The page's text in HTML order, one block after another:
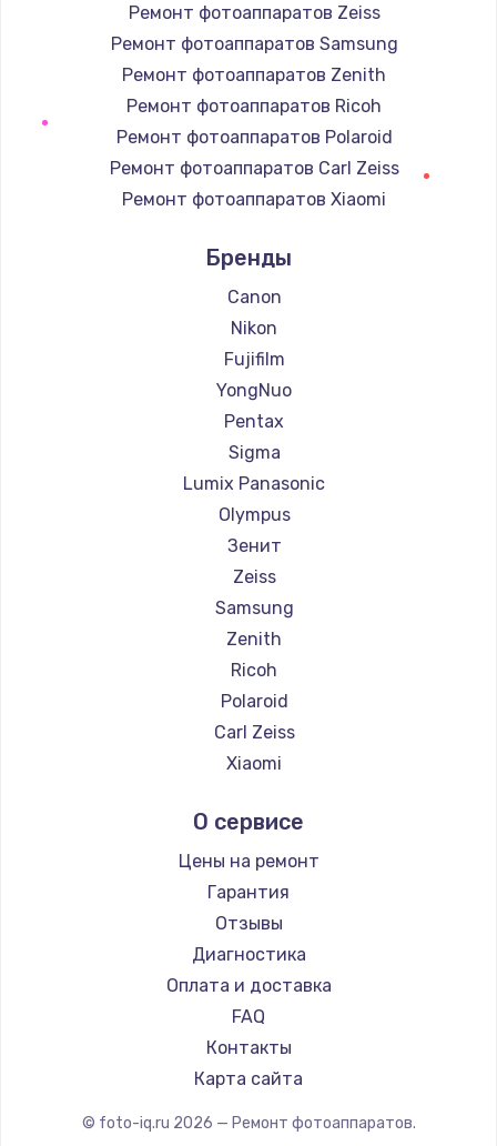
Замена платы сенсора
Заказать
1300 руб.
Заказать
Замена сигнальной лампы
1200 руб.
Заказать
Замена системной платы
1500 руб.
Замена температурного датчика
2500 руб.
Замена электроконфорки
Заказать
Техобслуживание
900 руб.
Заказать
Установка / подключение / демонтаж
1300 руб.
Заказать
Ремонт фотоаппаратов Zeiss
Ремонт фотоаппаратов Samsung
Ремонт фотоаппаратов Zenith
Ремонт фотоаппаратов Ricoh
Ремонт фотоаппаратов Polaroid
Ремонт фотоаппаратов Carl Zeiss
Ремонт фотоаппаратов Xiaomi
Ремонт фотоаппаратов Kodak
Ремонт фотоаппаратов Blackmagic
Бренды
Canon
Nikon
Fujifilm
YongNuo
Pentax
Sigma
Lumix Panasonic
Olympus
Зенит
Zeiss
Samsung
Zenith
Ricoh
Polaroid
Carl Zeiss
Xiaomi
Kodak
Blackmagic
О сервисе
Цены на ремонт
Гарантия
Отзывы
Диагностика
Оплата и доставка
FAQ
Контакты
Карта сайта
© foto-iq.ru 2026 — Ремонт фотоаппаратов.